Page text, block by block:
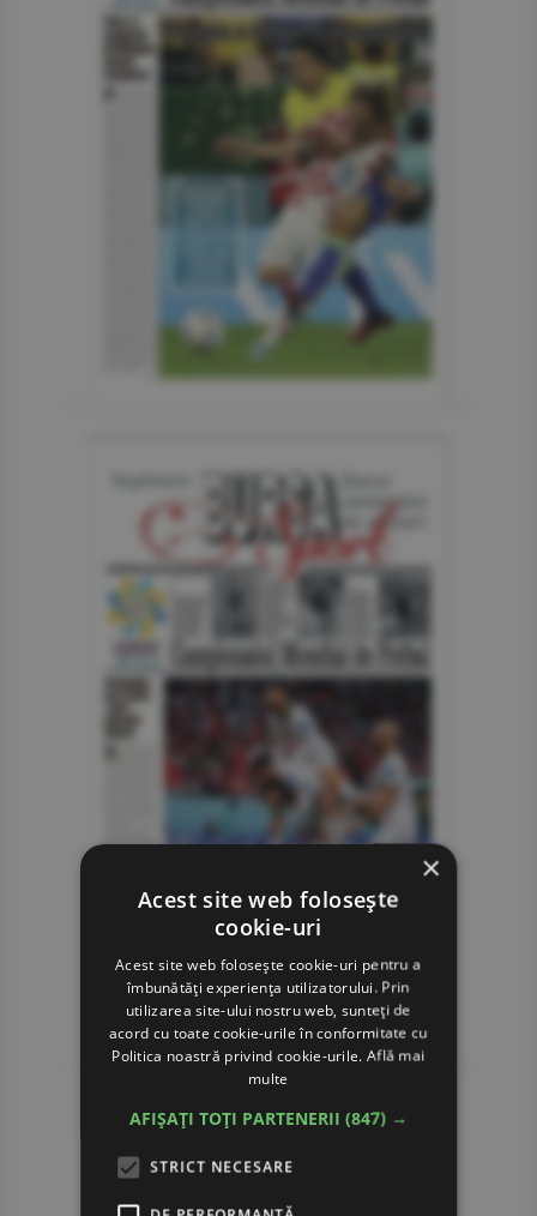
×
Acest site web folosește
cookie-uri
Acest site web folosește cookie-uri pentru a
îmbunătăți experiența utilizatorului. Prin
utilizarea site-ului nostru web, sunteți de
acord cu toate cookie-urile în conformitate cu
Politica noastră privind cookie-urile.Află mai
multe
AFIȘAȚI TOȚI PARTENERII (847) →
STRICT NECESARE